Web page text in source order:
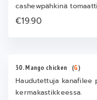
cashewpähkinä
€19.90
30. Mango chicken (G)
Haudutettuja
kermakastikkeessa.